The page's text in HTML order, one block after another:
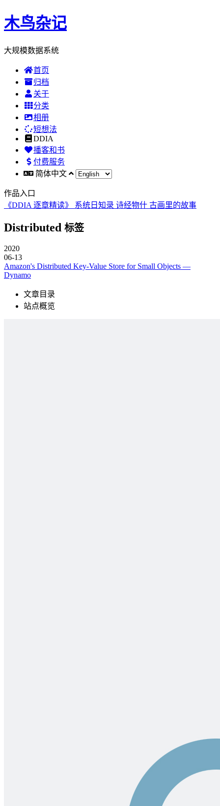
木鸟杂记
大规模数据系统
首页
归档
关于
分类
相册
短想法
DDIA
播客和书
付费服务
简体中文
作品入口
《DDIA 逐章精读》 系统日知录 诗经物什 古画里的故事
Distributed 标签
2020
06-13
Amazon's Distributed Key-Value Store for Small Objects —
Dynamo
文章目录
站点概览